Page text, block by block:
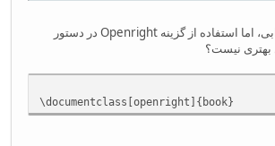
عذر میخوام جناب ترابی،‌ اما استفاده از گزینه Openright در دستور
بهتری نیست؟
\documentclass[openright]{book}